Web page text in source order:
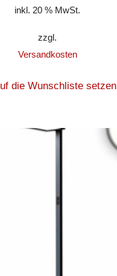
inkl. 20 % MwSt.
zzgl.
Versandkosten
die Wunschliste setzen